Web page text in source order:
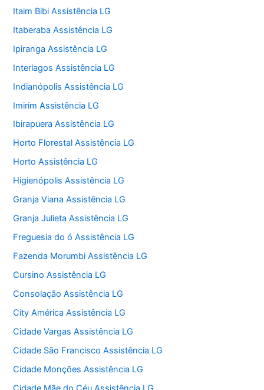
Itaim Bibi Assistência LG
Itaberaba Assistência LG
Ipiranga Assistência LG
Interlagos Assistência LG
Indianópolis Assistência LG
Imirim Assistência LG
Ibirapuera Assistência LG
Horto Florestal Assistência LG
Horto Assistência LG
Higienópolis Assistência LG
Granja Viana Assistência LG
Granja Julieta Assistência LG
Freguesia do ó Assistência LG
Fazenda Morumbi Assistência LG
Cursino Assistência LG
Consolação Assistência LG
City América Assistência LG
Cidade Vargas Assistência LG
Cidade São Francisco Assistência LG
Cidade Monções Assistência LG